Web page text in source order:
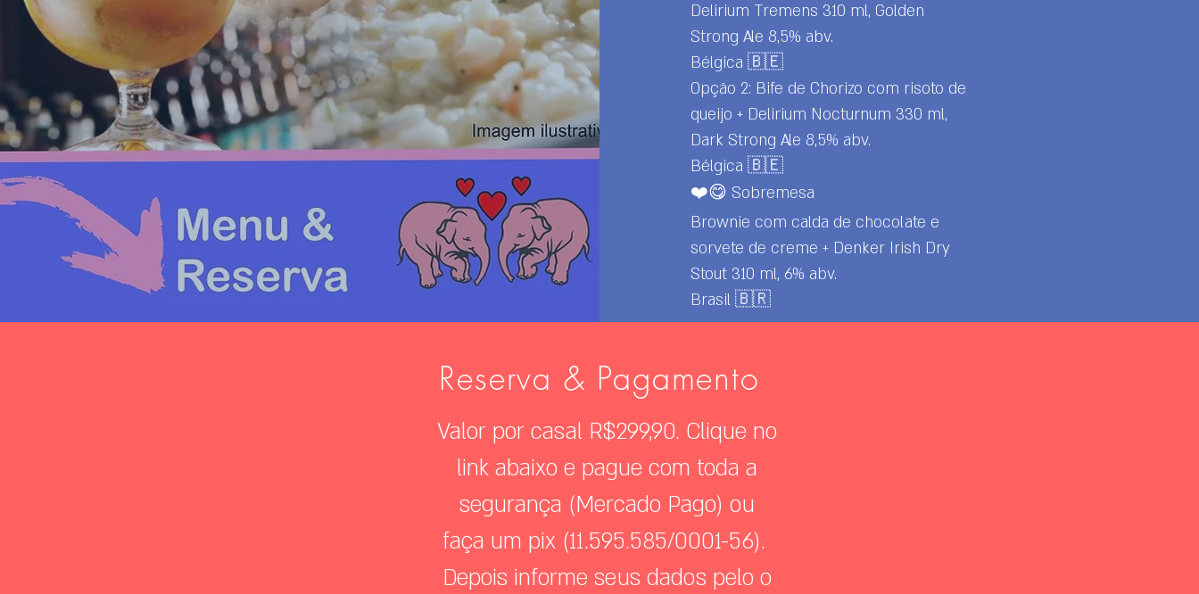
Delirium Tremens 310 ml, Golden
Strong Ale 8,5% abv.
Bélgica 🇧🇪
Opção 2: Bife de Chorizo com risoto de
queijo + Delirium Nocturnum 330 ml,
Dark Strong Ale 8,5% abv.
Bélgica 🇧🇪
❤️😋 Sobremesa
Brownie com calda de chocolate e
sorvete de creme + Denker Irish Dry
Stout 310 ml, 6% abv.
Brasil 🇧🇷
Reserva & Pagamento
Valor por casal R$299,90. Clique no
link abaixo e pague com toda a
segurança (Mercado Pago) ou
faça um pix (11.595.585/0001-56).
Depois informe seus dados pelo o